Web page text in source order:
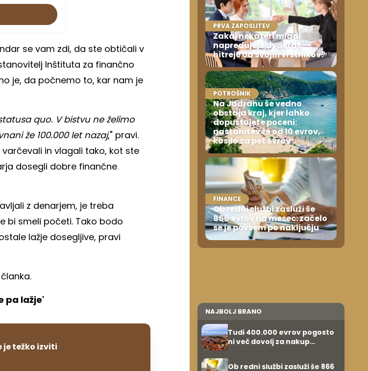
se vam zdi, da ste obtičali v
Inštituta za finančno
je, da počnemo to, kar nam je
quo. V bistvu ne želimo
že 100.000 let nazaj," pravi.
in vlagali tako, kot ste
dosegli dobre finančne
z denarjem, je treba
bi smeli početi. Tako bodo
lažje dosegljive, pravi
pa lažje'
je težko izviti
PRVA ZAPOSLITEV
Zakaj nekateri mladi
napredujejo dvakrat
hitreje od svojih vrstnikov?
POTROŠNIK
Na Jadranu še vedno
obstaja kraj, kjer lahko
dopustujete poceni:
nastanitev že od 10 evrov,
kosilo za pet evrov
FINANCE
Ob redni službi zasluži še
866 evrov na mesec: začelo
se je povsem po naključju
NAJBOLJ BRANO
Tudi 400.000 evrov pogosto
ni več dovolj za nakup
Ob redni službi zasluži še 866